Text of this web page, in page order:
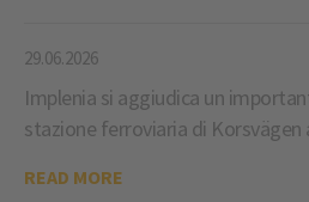
29.06.2026
Implenia si aggiudica un
stazione ferroviaria di Korsvägen
READ MORE